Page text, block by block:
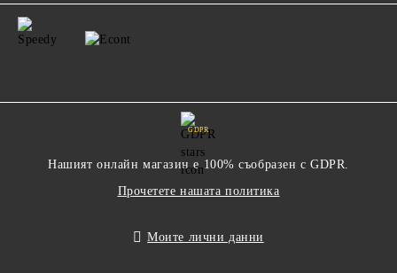
GDPR
Нашият онлайн магазин е 100% съобразен с GDPR.
Прочетете нашата политика
Моите лични данни